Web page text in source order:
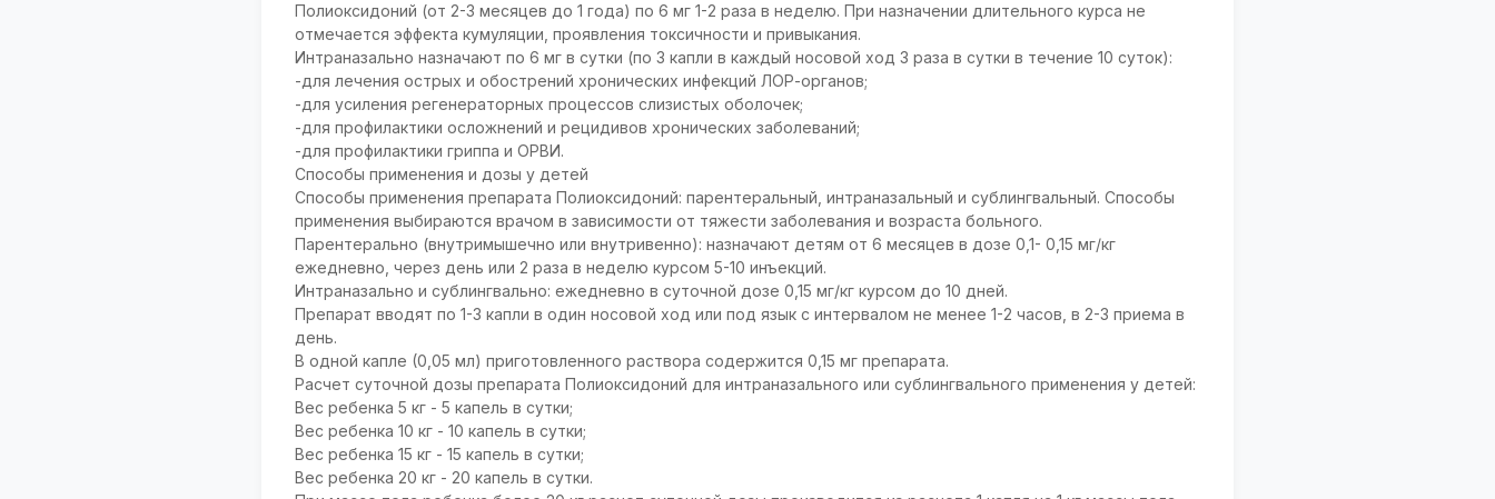
Полиоксидоний (от 2-3 месяцев до 1 года) по 6 мг 1-2 раза в неделю. При назначении длительного курса не
отмечается эффекта кумуляции, проявления токсичности и привыкания.
Интраназально назначают по 6 мг в сутки (по 3 капли в каждый носовой ход 3 раза в сутки в течение 10 суток):
-для лечения острых и обострений хронических инфекций ЛОР-органов;
-для усиления регенераторных процессов слизистых оболочек;
-для профилактики осложнений и рецидивов хронических заболеваний;
-для профилактики гриппа и ОРВИ.
Способы применения и дозы у детей
Способы применения препарата Полиоксидоний: парентеральный, интраназальный и сублингвальный. Способы
применения выбираются врачом в зависимости от тяжести заболевания и возраста больного.
Парентерально (внутримышечно или внутривенно): назначают детям от 6 месяцев в дозе 0,1- 0,15 мг/кг
ежедневно, через день или 2 раза в неделю курсом 5-10 инъекций.
Интраназально и сублингвально: ежедневно в суточной дозе 0,15 мг/кг курсом до 10 дней.
Препарат вводят по 1-3 капли в один носовой ход или под язык с интервалом не менее 1-2 часов, в 2-3 приема в
день.
В одной капле (0,05 мл) приготовленного раствора содержится 0,15 мг препарата.
Расчет суточной дозы препарата Полиоксидоний для интраназального или сублингвального применения у детей:
Вес ребенка 5 кг - 5 капель в сутки;
Вес ребенка 10 кг - 10 капель в сутки;
Вес ребенка 15 кг - 15 капель в сутки;
Вес ребенка 20 кг - 20 капель в сутки.